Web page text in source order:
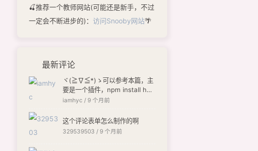
🍒推荐一个教师网站(可能还是新手，不过
一定会不断进步的)： 访问Snooby网站🌴
最新评论
ヾ(≧∇≦*)ゝ可以参考本篇，主
要是一个插件，npm install hex
o-butterfly-envelope --save
iamhyc / 9 个月前
这个评论表单怎么制作的啊
329539503 / 9 个月前